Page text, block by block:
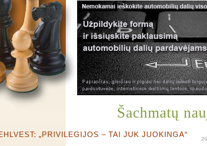
Šachmatų
„PRIVILEGIJOS – TAI JUK JUOKINGA“